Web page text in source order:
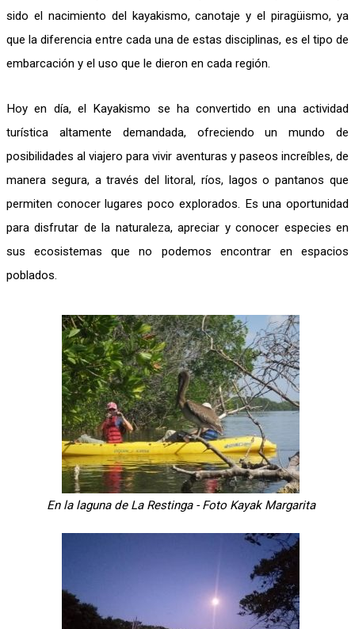
sido el nacimiento del kayakismo, canotaje y el piragüismo, ya
que la diferencia entre cada una de estas disciplinas, es el tipo de
embarcación y el uso que le dieron en cada región.
Hoy en día, el Kayakismo se ha convertido en una actividad
turística altamente demandada, ofreciendo un mundo de
posibilidades al viajero para vivir aventuras y paseos increíbles, de
manera segura, a través del litoral, ríos, lagos o pantanos que
permiten conocer lugares poco explorados. Es una oportunidad
para disfrutar de la naturaleza, apreciar y conocer especies en
sus ecosistemas que no podemos encontrar en espacios
poblados.
En la laguna de La Restinga - Foto Kayak Margarita